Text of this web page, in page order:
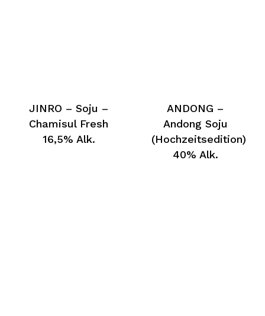
JINRO – Soju –
Chamisul Fresh
16,5% Alk.
ANDONG –
Andong Soju
(Hochzeitsedition)
40% Alk.